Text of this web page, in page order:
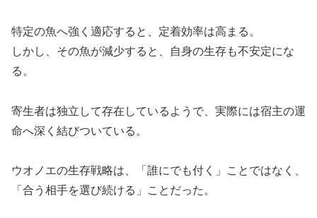
特定の魚へ強く適応すると、定着効率は高まる。
しかし、その魚が減少すると、自身の生存も不安定にな
る。
寄生者は独立して存在しているようで、実際には宿主の運
命へ深く結びついている。
ウオノエの生存戦略は、「誰にでも付く」ことではなく、
「合う相手を選び続ける」ことだった。